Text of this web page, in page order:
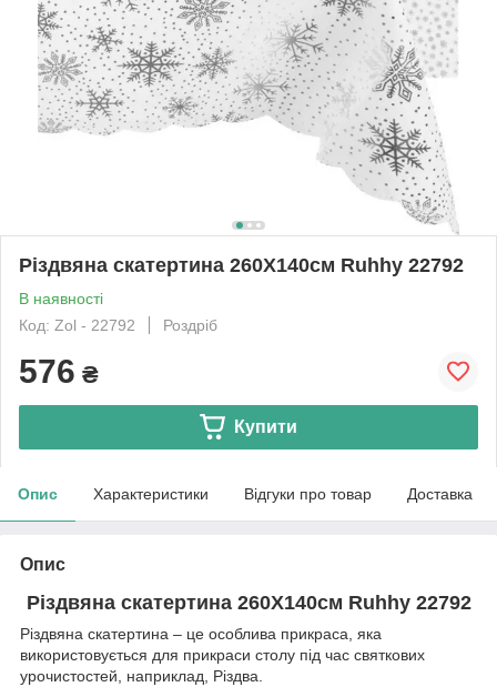
Різдвяна скатертина 260Х140см Ruhhy 22792
В наявності
Код: Zol - 22792
Роздріб
576 ₴
Купити
Опис Характеристики Відгуки про товар Доставка
Опис
Різдвяна скатертина 260Х140см Ruhhy 22792
Різдвяна скатертина – це особлива прикраса, яка
використовується для прикраси столу під час святкових
урочистостей, наприклад, Різдва.